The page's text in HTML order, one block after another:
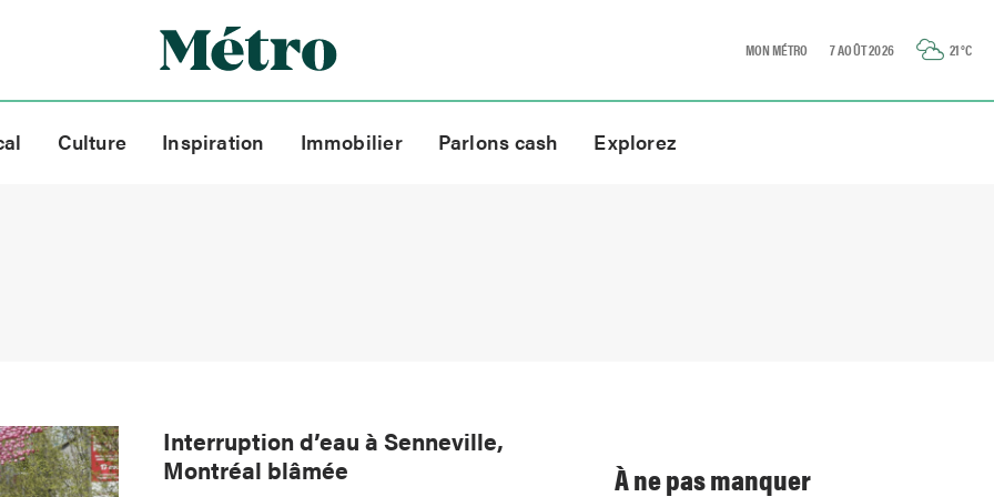
MON MÉTRO 7 AOÛT 2026 21°C
Culture Inspiration Immobilier Parlons cash Explorez
Interruption d’eau à Senneville,
Montréal blâmée
À ne pas manquer